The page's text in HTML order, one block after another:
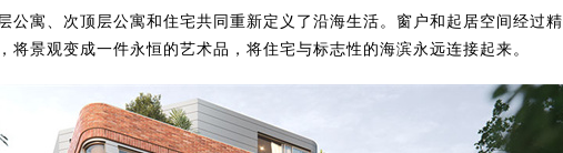
公寓、次顶层公寓和住宅共同重新定义了沿海生活。窗户和起居空间经过精
将景观变成一件永恒的艺术品，将住宅与标志性的海滨永远连接起来。